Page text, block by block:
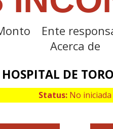
Ente
Acerca de
HOSPITAL DE
Status: No iniciada